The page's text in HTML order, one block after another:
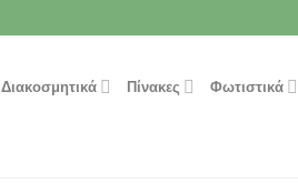
Διακοσμητικά Πίνακες Φωτιστικά